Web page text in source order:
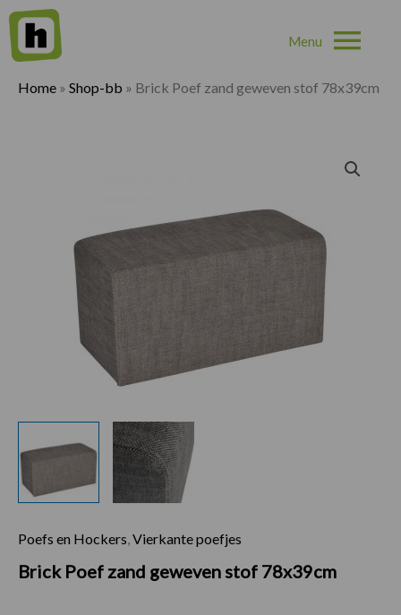
Home » Shop-bb » Brick Poef zand geweven stof 78x39cm
Poefs en Hockers Vierkante poefjes
Brick Poef zand geweven stof 78x39cm